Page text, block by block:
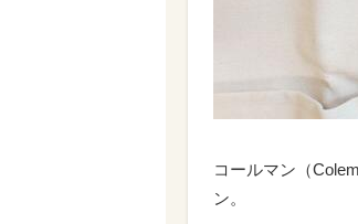
コールマン（
ン。